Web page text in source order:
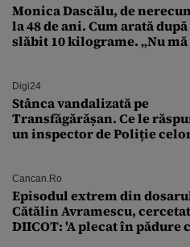
Monica Dascălu, de
la 48 de ani. Cum arată după
slăbit 10 kilograme. „Nu
Digi24
Stânca vandalizată pe
Transfăgărășan. Ce le
un inspector de Poliție
Cancan.ro
Episodul extrem din
Cătălin Avramescu,
DIICOT: 'A plecat în pădure